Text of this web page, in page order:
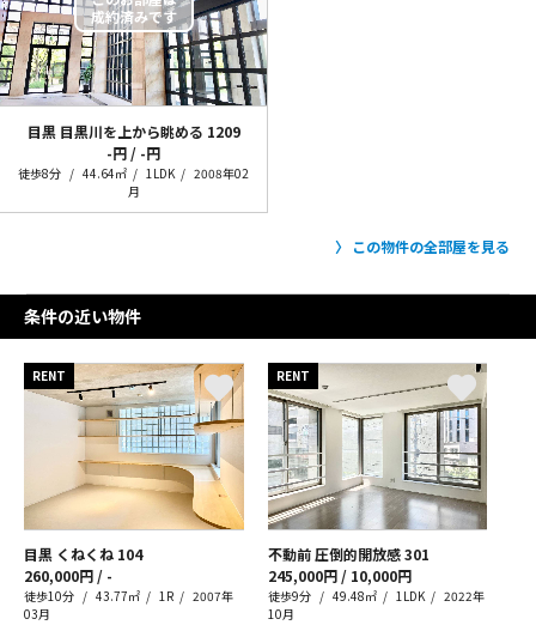
目黒 目黒川を上から眺める 1209
-円 / -円
徒歩8分 44.64㎡ 1LDK
2008年02
月
この物件の全部屋を見る
条件の近い物件
RENT
目黒 くねくね 104
260,000円 / -
徒歩10分 43.77㎡ 1R
2007年
03月
RENT
不動前 圧倒的開放感301
245,000円 / 10,000円
徒歩9分 49.48㎡ 1LDK
2022年
10月